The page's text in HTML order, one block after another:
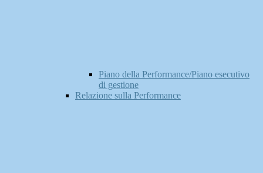
Piano della Performance/Piano esecutivo
di gestione
Relazione sulla Performance